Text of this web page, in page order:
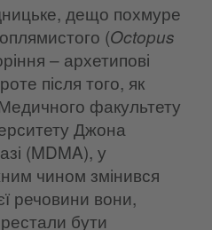
дещо похмуре
(Octopus
– архетипові
після того, як
факультету
Джона
(MDMA), у
чином змінився
речовини вони,
бути